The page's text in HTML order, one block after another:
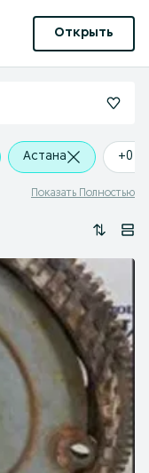
Открыть
Астана +0
Показать Полностью